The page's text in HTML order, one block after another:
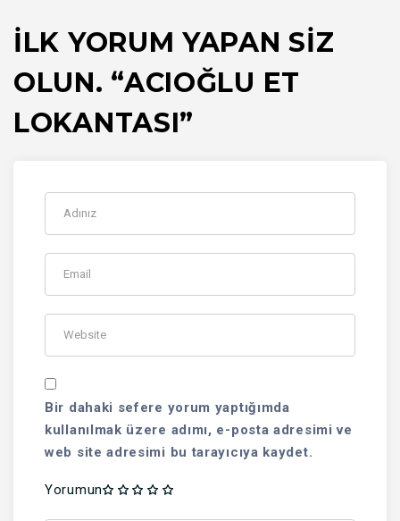
İLK YORUM YAPAN SIZ
OLUN. “ACIOĞLU ET
LOKANTASI”
Bir dahaki sefere yorum yaptığımda
kullanılmak üzere adımı, e-posta adresimi ve
web site adresimi bu tarayıcıya kaydet.
Yorumun